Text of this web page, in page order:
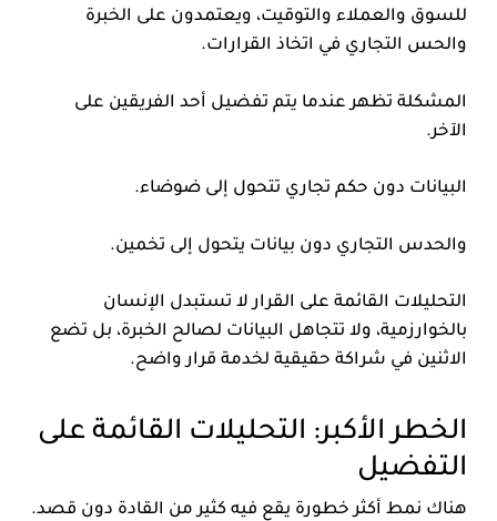
للسوق والعملاء والتوقيت، ويعتمدون على الخبرة
والحس التجاري في اتخاذ القرارات.
المشكلة تظهر عندما يتم تفضيل أحد الفريقين على
الآخر.
البيانات دون حكم تجاري تتحول إلى ضوضاء.
والحدس التجاري دون بيانات يتحول إلى تخمين.
التحليلات القائمة على القرار لا تستبدل الإنسان
بالخوارزمية، ولا تتجاهل البيانات لصالح الخبرة، بل تضع
الاثنين في شراكة حقيقية لخدمة قرار واضح.
الخطر الأكبر: التحليلات القائمة على
التفضيل
هناك نمط أكثر خطورة يقع فيه كثير من القادة دون قصد.